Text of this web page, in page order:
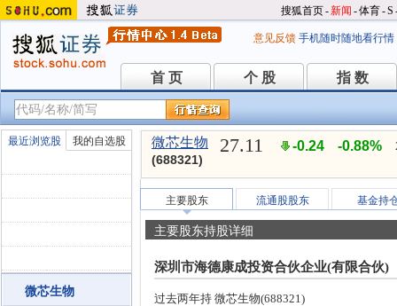
搜狐首页-新闻 -体育-S
意见反馈 手机随时随地看行情
首 页
首 页 个 股
个 股 指 数
指 数
最近浏览股 我的自选股
微芯生物
微芯生物
(688321)
27.11 -0.24 -0.88%
主要股东 流通股股东 基金持
主要股东持股详细
深圳市海德康成投资合伙企业(有限合伙)
过去两年持 微芯生物(688321)